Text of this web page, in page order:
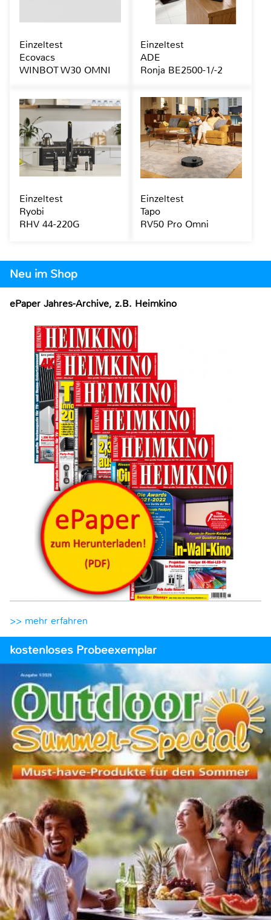
Neu im Shop
ePaper Jahres-Archive, z.B. Heimkino
>> mehr erfahren
kostenloses Probeexemplar
Einzeltest
Ecovacs
WINBOT W30 OMNI
Einzeltest
ADE
Ronja BE2500-1/-2
Einzeltest
Ryobi
RHV 44-220G
Einzeltest
Tapo
RV50 Pro Omni